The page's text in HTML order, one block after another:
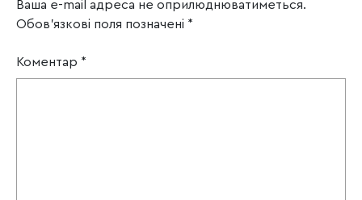
Ваша e-mail адреса не оприлюднюватиметься.
Обов’язкові поля позначені *
Коментар *